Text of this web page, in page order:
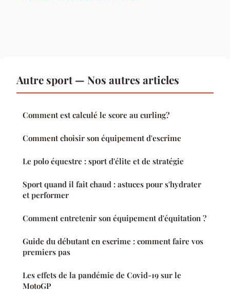
Autre sport — Nos autres articles
Comment est calculé le score au curling?
Comment choisir son équipement d'escrime
Le polo équestre : sport d'élite et de stratégie
Sport quand il fait chaud : astuces pour s'hydrater
et performer
Comment entretenir son équipement d'équitation ?
Guide du débutant en escrime : comment faire vos
premiers pas
Les effets de la pandémie de Covid-19 sur le
MotoGP